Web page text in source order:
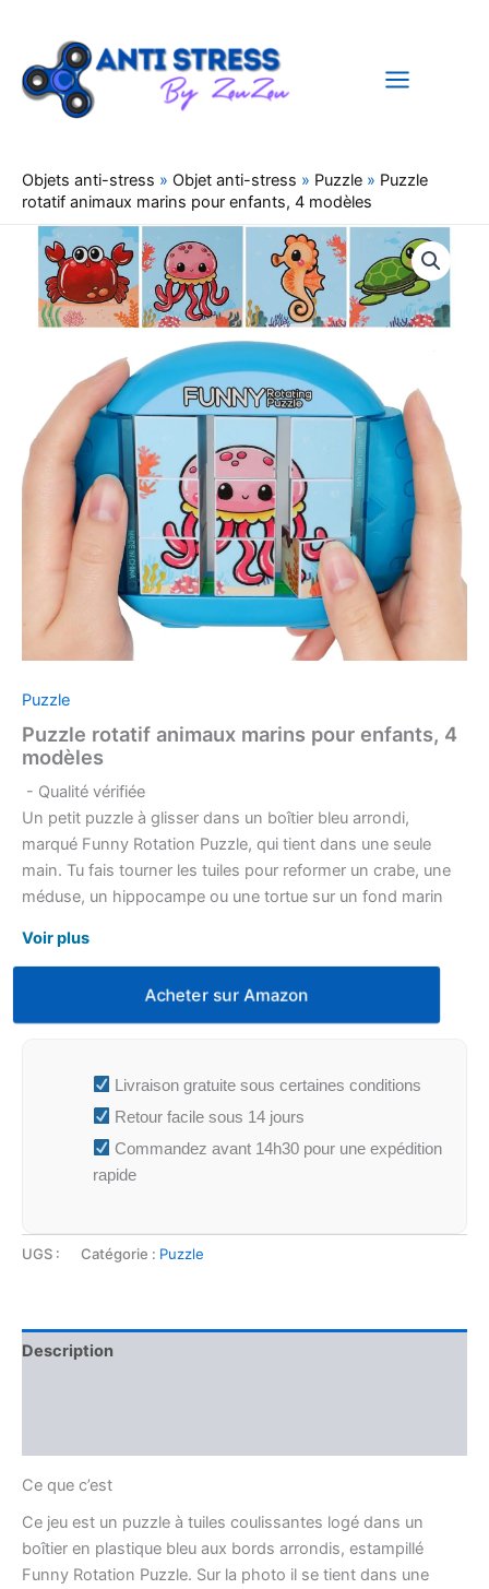
contenu
Objets anti-stress » Objet anti-stress » Puzzle » Puzzle
rotatif animaux marins pour enfants, 4 modèles
Puzzle
Puzzle rotatif animaux marins pour enfants, 4
modèles
- Qualité vérifiée
Un petit puzzle à glisser dans un boîtier bleu arrondi,
marqué Funny Rotation Puzzle, qui tient dans une seule
main. Tu fais tourner les tuiles pour reformer un crabe, une
méduse, un hippocampe ou une tortue sur un fond marin
calme et reposant.
Voir plus
Acheter sur Amazon
Livraison gratuite sous certaines conditions
Retour facile sous 14 jours
Commandez avant 14h30 pour une expédition
rapide
UGS : Catégorie : Puzzle
Description
Ce que c’est
Ce jeu est un puzzle à tuiles coulissantes logé dans un
boîtier en plastique bleu aux bords arrondis, estampillé
Funny Rotation Puzzle. Sur la photo il se tient dans une